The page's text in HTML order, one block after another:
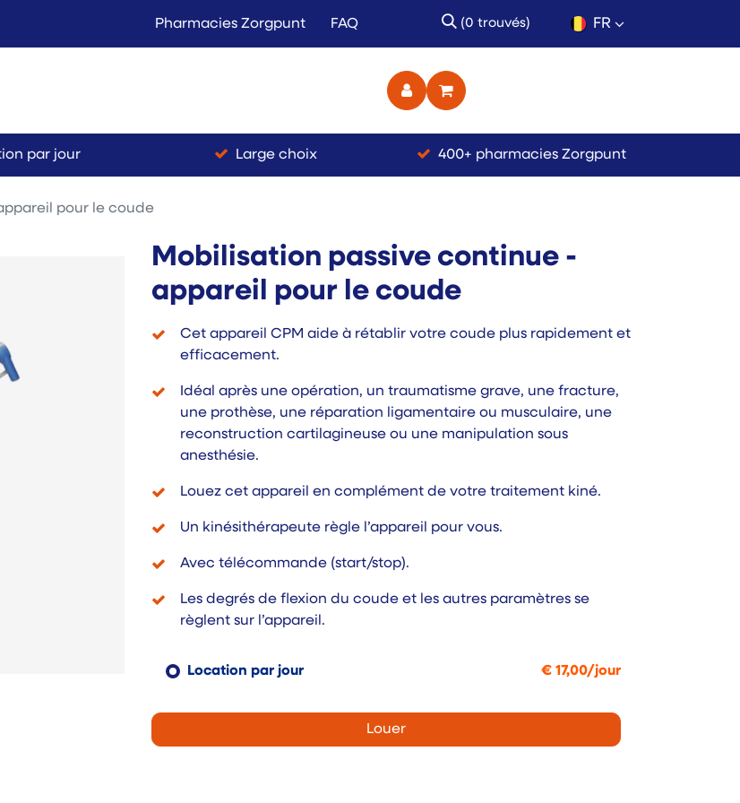
Pharmacies Zorgpunt FAQ (0 trouvés) FR
par jour Large choix 400+ pharmacies Zorgpunt
pour le coude
Mobilisation passive continue -
appareil pour le coude
Cet appareil CPM aide à rétablir votre coude plus rapidement et
efficacement.
Idéal après une opération, un traumatisme grave, une fracture,
une prothèse, une réparation ligamentaire ou musculaire, une
reconstruction cartilagineuse ou une manipulation sous
anesthésie.
Louez cet appareil en complément de votre traitement kiné.
Un kinésithérapeute règle l’appareil pour vous.
Avec télécommande (start/stop).
Les degrés de flexion du coude et les autres paramètres se
règlent sur l’appareil.
Location par jour € 17,00/jour
Louer